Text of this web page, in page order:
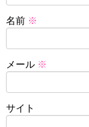
名前 ※
メール ※
サイト